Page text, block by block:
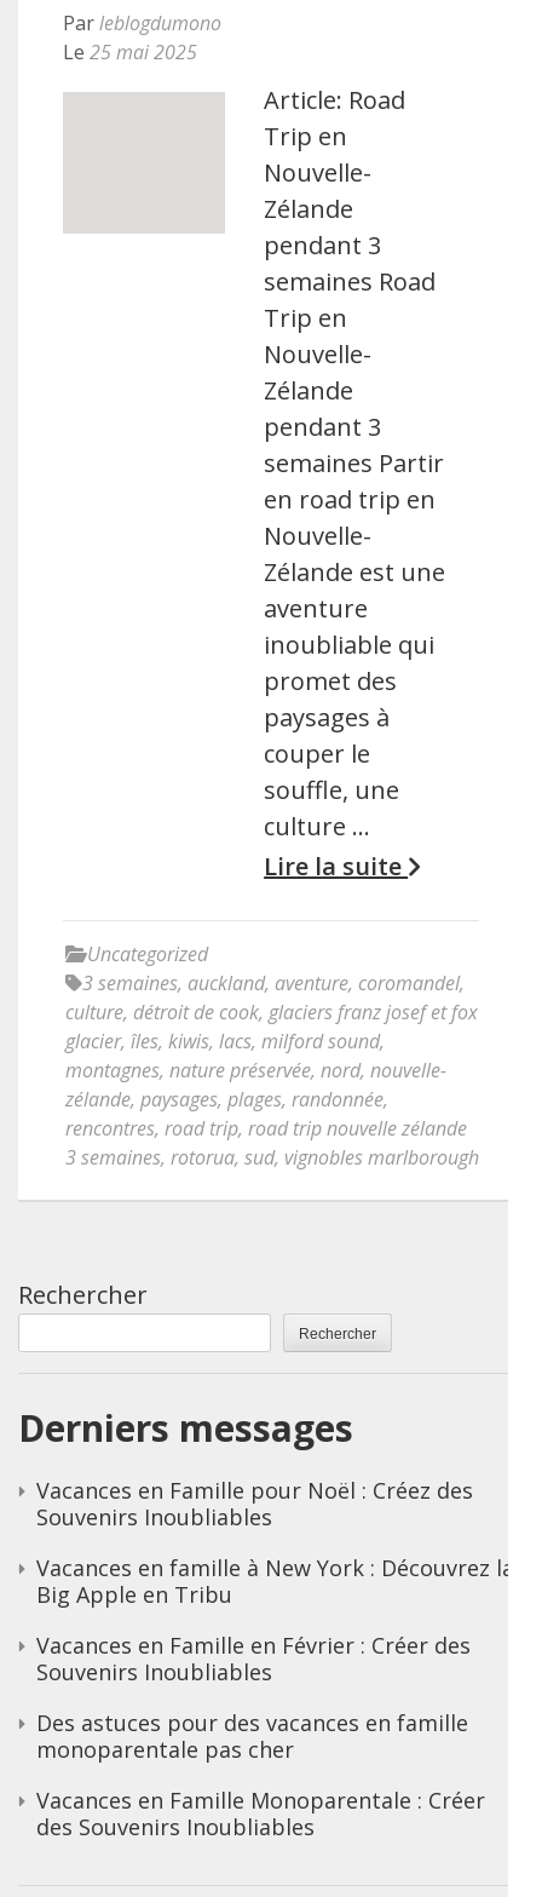
Parleblogdumono
Le 25 mai 2025
Article: Road
Trip en
Nouvelle-
Zélande
pendant 3
semaines Road
Trip en
Nouvelle-
Zélande
pendant 3
semaines Partir
en road trip en
Nouvelle-
Zélande est une
aventure
inoubliable qui
promet des
paysages à
couper le
souffle, une
culture …
Lire la suite
Uncategorized
3 semaines, auckland, aventure, coromandel,
culture, détroit de cook, glaciers franz josef et fox
glacier, îles, kiwis, lacs, milford sound,
montagnes, nature préservée, nord, nouvelle-
zélande, paysages, plages, randonnée,
rencontres, road trip, road trip nouvelle zélande
3 semaines, rotorua, sud, vignobles marlborough
Rechercher
Rechercher
Derniers messages
Vacances en Famille pour Noël : Créez des
Souvenirs Inoubliables
Vacances en famille à New York : Découvrez la
Big Apple en Tribu
Vacances en Famille en Février : Créer des
Souvenirs Inoubliables
Des astuces pour des vacances en famille
monoparentale pas cher
Vacances en Famille Monoparentale : Créer
des Souvenirs Inoubliables